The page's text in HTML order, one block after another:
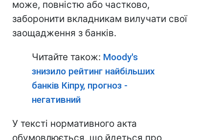
може, повністю або частково,
заборонити вкладникам вилучати свої
заощадження з банків.
Читайте також: Moody's
знизило рейтинг найбільших
банків Кіпру, прогноз -
негативний
У тексті нормативного акта